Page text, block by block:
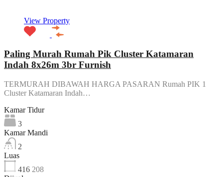
View Property
Paling Murah Rumah Pik Cluster Katamaran
Indah 8x26m 3br Furnish
TERMURAH DIBAWAH HARGA PASARAN Rumah PIK 1
Cluster Katamaran Indah…
Kamar Tidur
3
Kamar Mandi
2
Luas
416 208